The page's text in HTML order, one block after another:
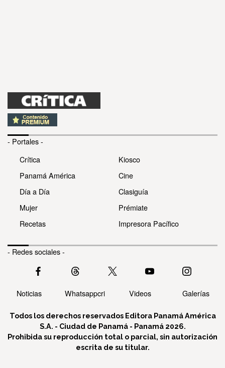
- Portales -
Crítica
Panamá América
Día a Día
Mujer
Recetas
Kiosco
Cine
Clasiguía
Prémiate
Impresora Pacífico
- Redes sociales -
Noticias Whatsappcri Videos Galerías
Todos los derechos reservados Editora Panamá América
S.A. - Ciudad de Panamá - Panamá 2026.
Prohibida su reproducción total o parcial, sin autorización
escrita de su titular.